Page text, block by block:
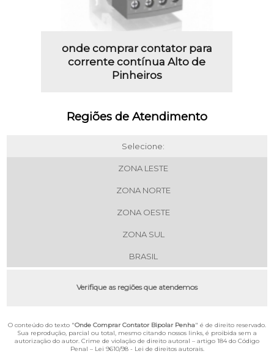
onde comprar contator para
corrente contínua Alto de
Pinheiros
Regiões de Atendimento
Selecione:
ZONA LESTE
ZONA NORTE
ZONA OESTE
ZONA SUL
BRASIL
Verifique as regiões que atendemos
O conteúdo do texto "Onde Comprar Contator Bipolar Penha" é de direito reservado.
Sua reprodução, parcial ou total, mesmo citando nossos links, é proibida sem a
autorização do autor. Crime de violação de direito autoral – artigo 184 do Código
Penal – Lei 9610/98 - Lei de direitos autorais.